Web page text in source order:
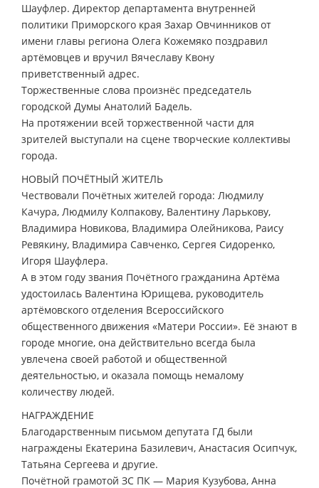
Шауфлер. Директор департамента внутренней
политики Приморского края Захар Овчинников от
имени главы региона Олега Кожемяко поздравил
артёмовцев и вручил Вячеславу Квону
приветственный адрес.
Торжественные слова произнёс председатель
городской Думы Анатолий Бадель.
На протяжении всей торжественной части для
зрителей выступали на сцене творческие коллективы
города.
НОВЫЙ ПОЧЁТНЫЙ ЖИТЕЛЬ
Чествовали Почётных жителей города: Людмилу
Качура, Людмилу Колпакову, Валентину Ларькову,
Владимира Новикова, Владимира Олейникова, Раису
Ревякину, Владимира Савченко, Сергея Сидоренко,
Игоря Шауфлера.
А в этом году звания Почётного гражданина Артёма
удостоилась Валентина Юрищева, руководитель
артёмовского отделения Всероссийского
общественного движения «Матери России». Её знают в
городе многие, она действительно всегда была
увлечена своей работой и общественной
деятельностью, и оказала помощь немалому
количеству людей.
НАГРАЖДЕНИЕ
Благодарственным письмом депутата ГД были
награждены Екатерина Базилевич, Анастасия Осипчук,
Татьяна Сергеева и другие.
Почётной грамотой ЗС ПК — Мария Кузубова, Анна